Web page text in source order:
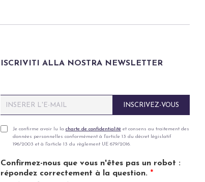
ISCRIVITI ALLA NOSTRA NEWSLETTER
m
iP
v
a
Je confirme avoir lu la charte de confidentialitéet consens au traitement des
données personnelles conformément à l'article 13 du décret législatif
196/2003 et à l'article 13 du règlement UE 679/2016.
Confirmez-nous que vous n'êtes pas un robot :
répondez correctement à la question. *
INSCRIVEZ-VOUS